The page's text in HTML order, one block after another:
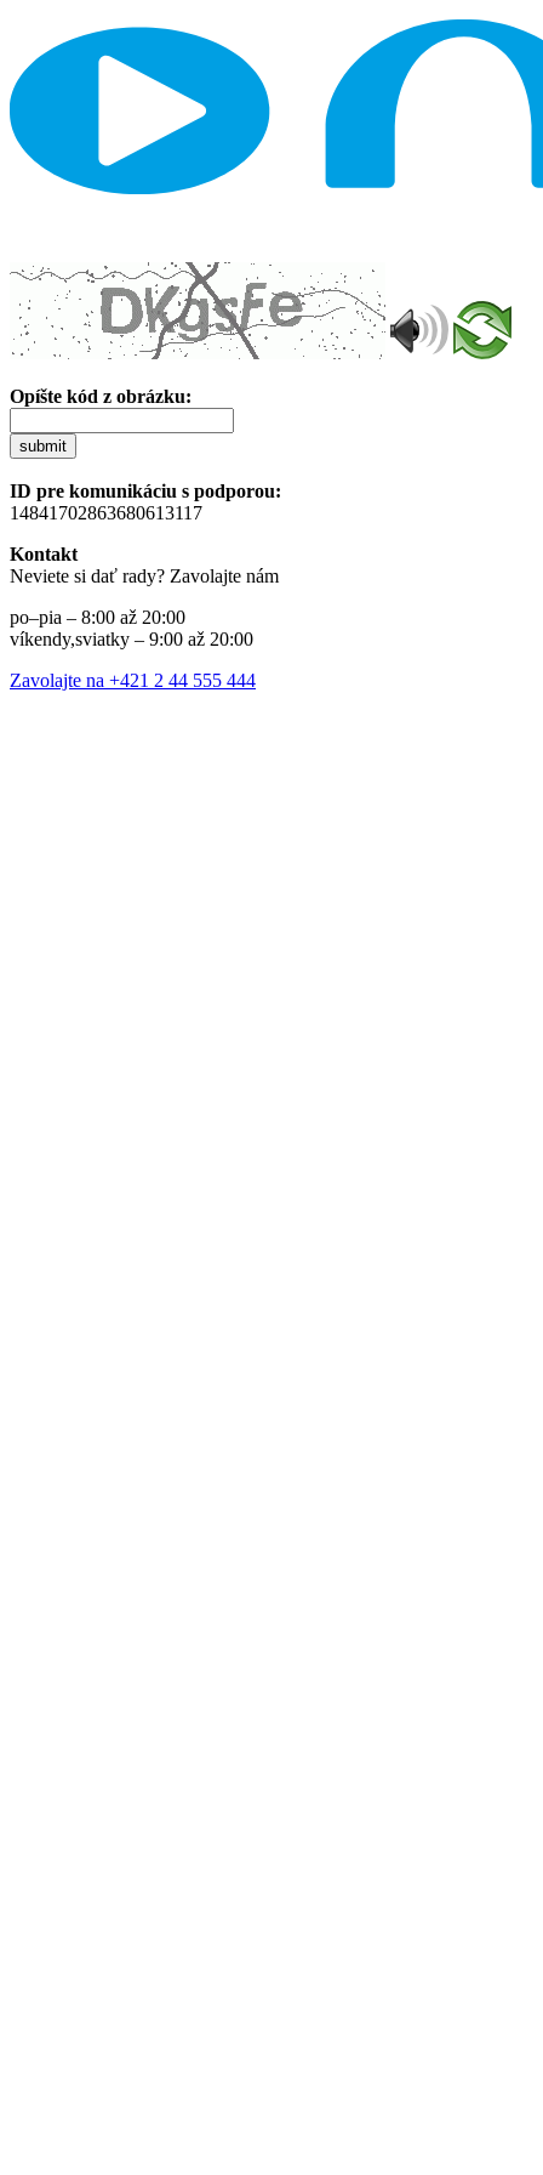
Opíšte kód z obrázku:
submit
ID pre komunikáciu s podporou:
14841702863680613117
Kontakt
Neviete si dať rady? Zavolajte nám
po–pia – 8:00 až 20:00
víkendy,sviatky – 9:00 až 20:00
Zavolajte na +421 2 44 555 444